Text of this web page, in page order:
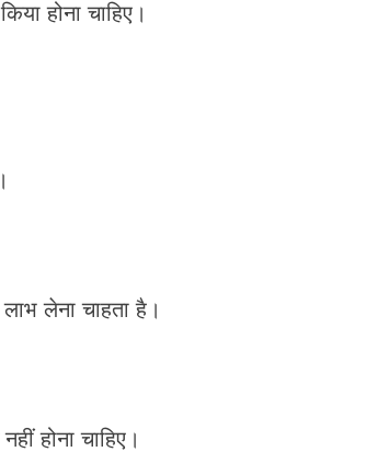
होना चाहिए।
लेना चाहता है।
होना चाहिए।